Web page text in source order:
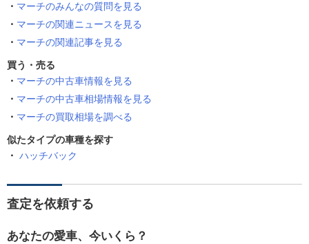
マーチのみんなの質問を見る
マーチの関連ニュースを見る
マーチの関連記事を見る
買う・売る
マーチの中古車情報を見る
マーチの中古車相場情報を見る
マーチの買取相場を調べる
似たタイプの車種を探す
ハッチバック
査定を依頼する
あなたの愛車、今いくら？